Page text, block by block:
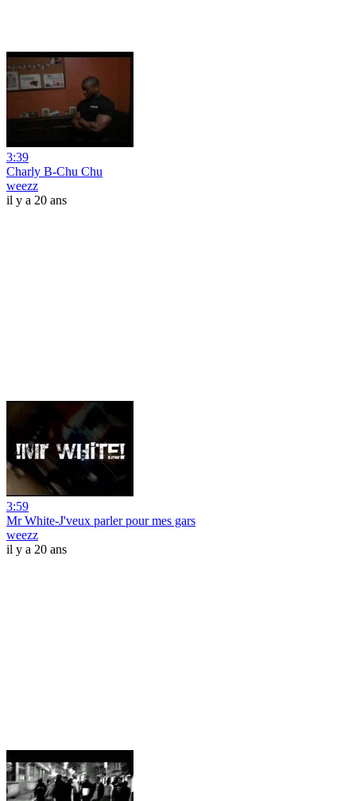
3:39
Charly B-Chu Chu
weezz
il y a 20 ans
3:59
Mr White-J'veux parler pour mes gars
weezz
il y a 20 ans